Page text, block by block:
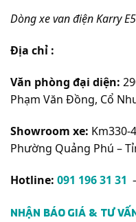
Dòng xe van điện Karry
Địa chỉ :
Văn phòng đại diện:
Phạm Văn Đồng, Cổ
Showroom xe: Km330-
Phường Quảng Phú –
Hotline: 091 196 31 31
NHẬN BÁO GIÁ & TƯ